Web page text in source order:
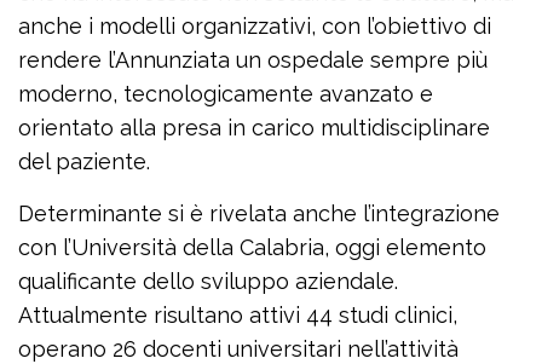
anche i modelli organizzativi, con l’obiettivo di
rendere l’Annunziata un ospedale sempre più
moderno, tecnologicamente avanzato e
orientato alla presa in carico multidisciplinare
del paziente.
Determinante si è rivelata anche l’integrazione
con l’Università della Calabria, oggi elemento
qualificante dello sviluppo aziendale.
Attualmente risultano attivi 44 studi clinici,
operano 26 docenti universitari nell’attività